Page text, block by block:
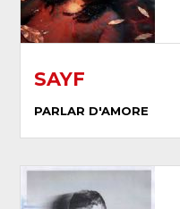
SAYF
PARLAR D'AMORE